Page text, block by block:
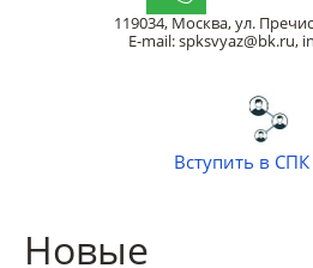
119034, Москва, ул.
E-mail: spksvyaz@bk.ru,
Вступить в СПК
Новые